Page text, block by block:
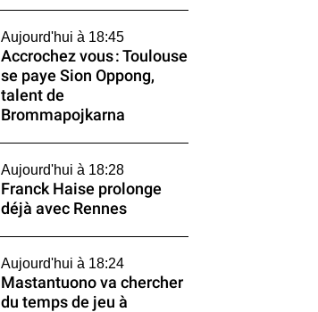
Aujourd'hui à 18:45
Accrochez vous : Toulouse
se paye Sion Oppong,
talent de
Brommapojkarna
Aujourd'hui à 18:28
Franck Haise prolonge
déjà avec Rennes
Aujourd'hui à 18:24
Mastantuono va chercher
du temps de jeu à